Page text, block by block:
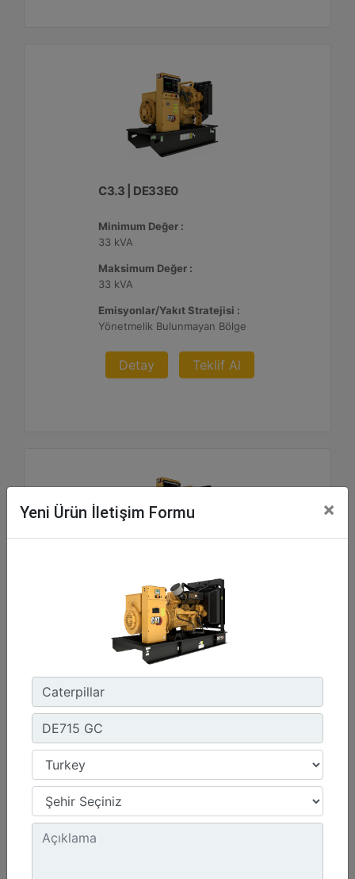
C3.3 | DE33E0
Minimum Değer :
33 kVA
Maksimum Değer :
33 kVA
Emisyonlar/Yakıt Stratejisi :
Yönetmelik Bulunmayan Bölge
Detay Teklif Al
C3.3 | DE50E0
Minimum Değer :
50,0 kVA
50,0 kVA
Emisyonlar/Yakıt Stratejisi :
Yönetmelik Bulunmayan Bölge
Yeni Ürün İletişim Formu ×